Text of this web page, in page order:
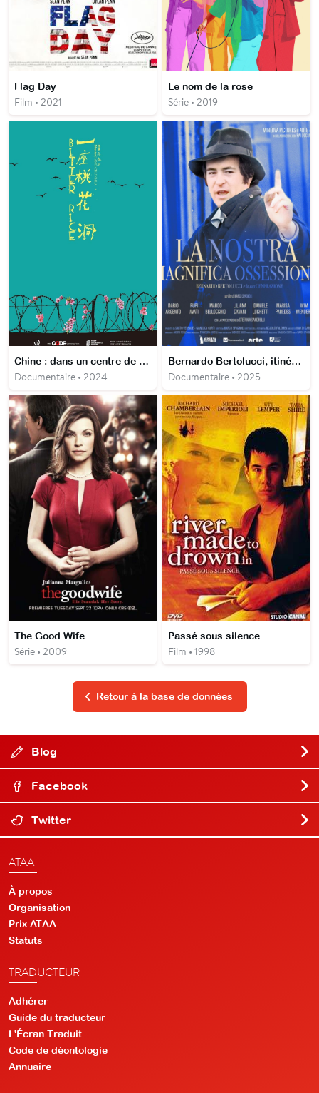
Flag Day
Film • 2021
Le nom de la rose
Série • 2019
Chine : dans un centre de redressement pour mineurs
Documentaire • 2024
Bernardo Bertolucci, itinéraire d'un cinéaste anti-conformiste
Documentaire • 2025
The Good Wife
Série • 2009
Passé sous silence
Film • 1998
Retour à la base de données
Blog
Facebook
Twitter
ATAA
À propos
Organisation
Prix ATAA
Statuts
TRADUCTEUR
Adhérer
Guide du traducteur
L'Écran Traduit
Code de déontologie
Annuaire